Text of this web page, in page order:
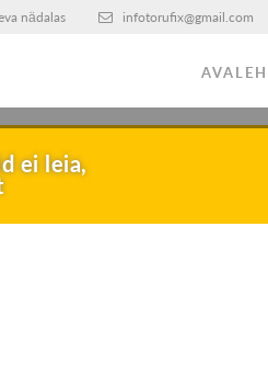
nädalas infotorufix@gmail.com
ei leia,